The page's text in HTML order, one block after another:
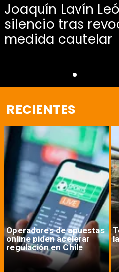
Joaquín Lavín
silencio tras
medida cautelar
RECIENTES
Operadores de apuestas
online piden acelerar
regulación en Chile